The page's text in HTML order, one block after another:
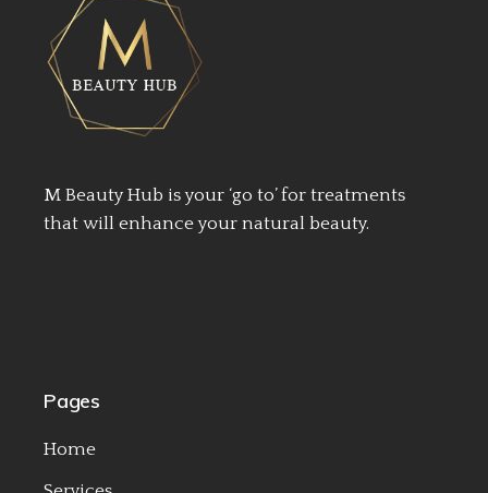
M Beauty Hub is your ‘go to’ for treatments
that will enhance your natural beauty.
Pages
Home